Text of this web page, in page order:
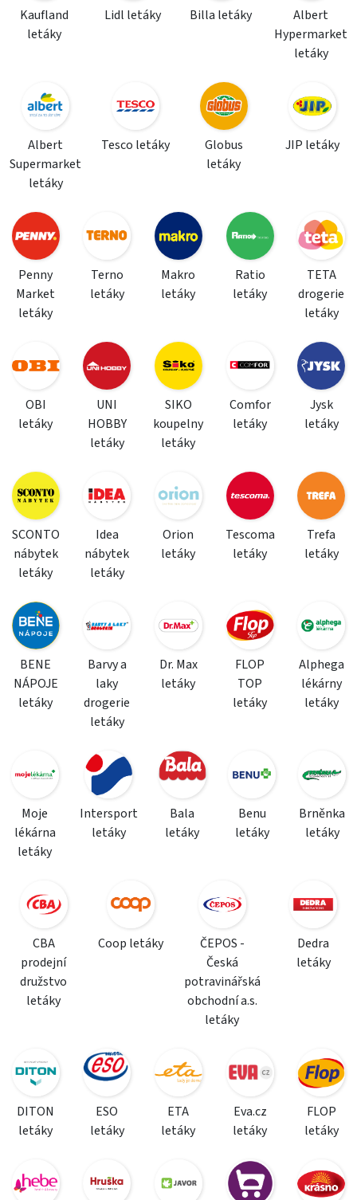
Kaufland
letáky
Lidl letáky Billa letáky
Albert
Hypermarket
letáky
Albert
Supermarket
letáky
Tesco letáky
Globus
letáky
JIP letáky
Penny
Market
letáky
Terno
letáky
Makro
letáky
Ratio
letáky
TETA
drogerie
letáky
OBI
letáky
UNI
HOBBY
letáky
SIKO
koupelny
letáky
Comfor
letáky
Jysk
letáky
SCONTO
nábytek
letáky
Idea
nábytek
letáky
Orion
letáky
Tescoma
letáky
Trefa
letáky
BENE
NÁPOJE
letáky
Barvy a
laky
drogerie
letáky
Dr. Max
letáky
FLOP
TOP
letáky
Alphega
lékárny
letáky
Moje
lékárna
letáky
Intersport
letáky
Bala
letáky
Benu
letáky
Brněnka
letáky
CBA
prodejní
družstvo
letáky
Coop letáky
ČEPOS -
Česká
potravinářská
obchodní a.s.
letáky
Dedra
letáky
DITON
letáky
ESO
letáky
ETA
letáky
Eva.cz
letáky
FLOP
letáky